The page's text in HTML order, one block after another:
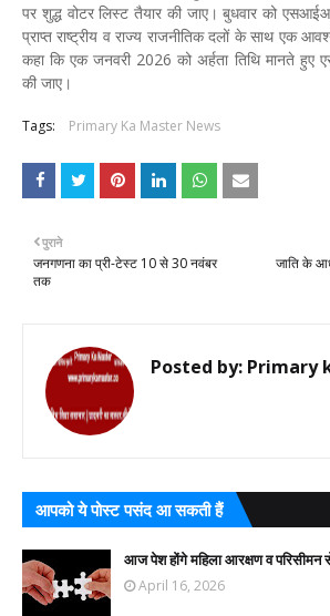
पर शुद्ध वोटर लिस्ट तैयार की जाए। बुधवार को
प्राप्त राष्ट्रीय व राज्य राजनीतिक दलों के साथ एक
कहा कि एक जनवरी 2026 को अर्हता तिथि मानते हुए
की जाए।
Tags: Primary Ka Master News
जाति के
पुराने
जनगणना का प्री-टेस्ट 10 से 30 नवंबर
तक
Posted by: Primary
आपको ये पोस्ट पसंद आ सकती हैं
आज पेश होंगे महिला आरक्षण व
April 16, 2026